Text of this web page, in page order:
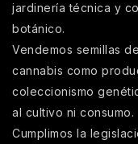
jardinería técnica y
botánico.
Vendemos semillas
cannabis como
coleccionismo
al cultivo ni consumo.
Cumplimos la